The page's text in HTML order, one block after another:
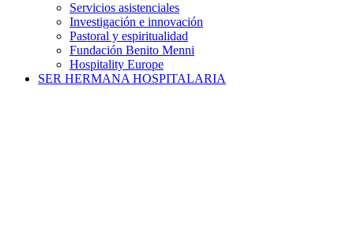
Servicios asistenciales
Investigación e innovación
Pastoral y espiritualidad
Fundación Benito Menni
Hospitality Europe
SER HERMANA HOSPITALARIA